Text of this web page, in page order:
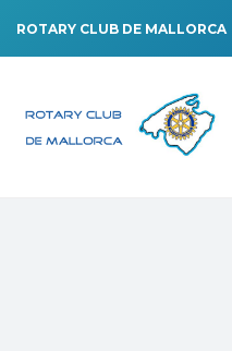
ROTARY CLUB DE MALLORCA